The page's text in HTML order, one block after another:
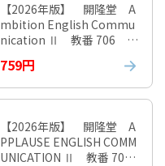
【2026年版】 開隆堂 A
mbition English Commu
nication Ⅱ 教番 706 ※
759円
【2026年版】 開隆堂 A
PPLAUSE ENGLISH COMM
UNICATION Ⅱ 教番 705